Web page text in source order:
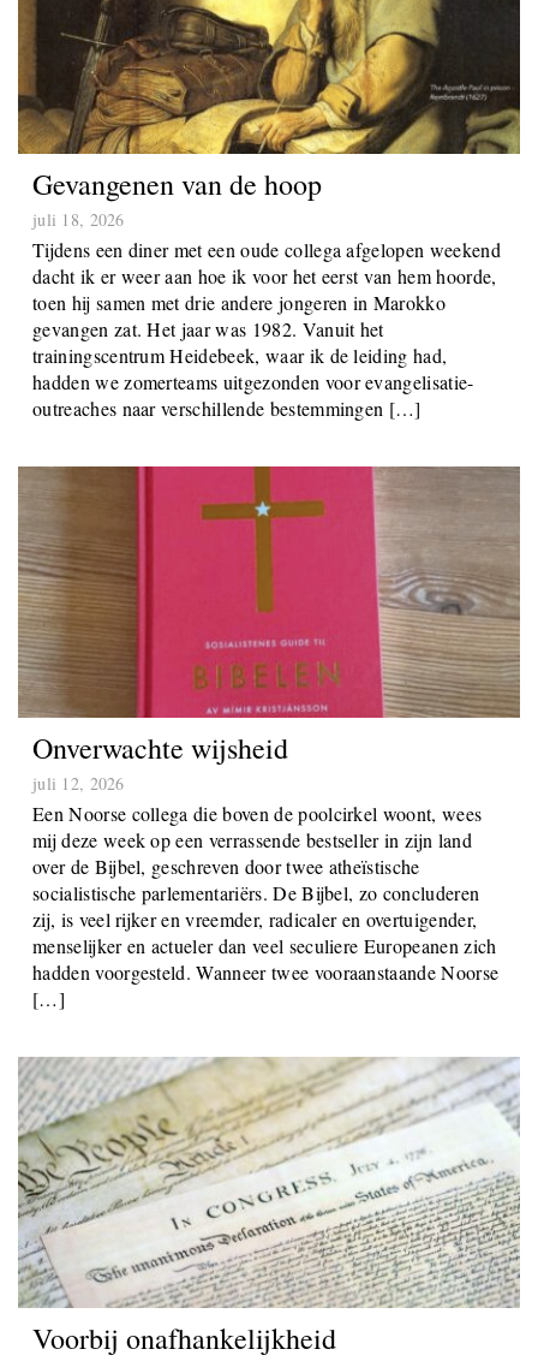
Gevangenen van de hoop
juli 18, 2026
Tijdens een diner met een oude collega afgelopen weekend
dacht ik er weer aan hoe ik voor het eerst van hem hoorde,
toen hij samen met drie andere jongeren in Marokko
gevangen zat. Het jaar was 1982. Vanuit het
trainingscentrum Heidebeek, waar ik de leiding had,
hadden we zomerteams uitgezonden voor evangelisatie-
outreaches naar verschillende bestemmingen […]
Onverwachte wijsheid
juli 12, 2026
Een Noorse collega die boven de poolcirkel woont, wees
mij deze week op een verrassende bestseller in zijn land
over de Bijbel, geschreven door twee atheïstische
socialistische parlementariërs. De Bijbel, zo concluderen
zij, is veel rijker en vreemder, radicaler en overtuigender,
menselijker en actueler dan veel seculiere Europeanen zich
hadden voorgesteld. Wanneer twee vooraanstaande Noorse
[…]
Voorbij onafhankelijkheid